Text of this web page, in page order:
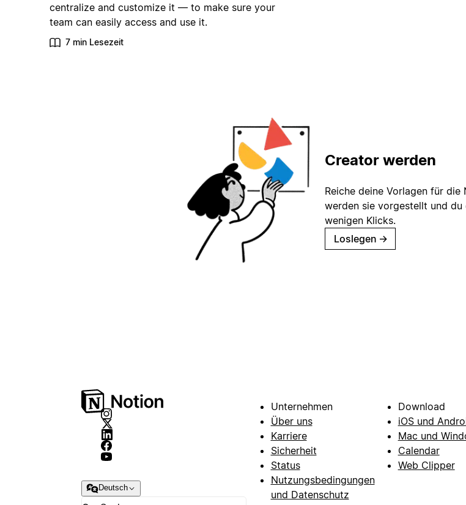
centralize and customize it — to make sure your
team can easily access and use it.
7 min Lesezeit
Creator werden
Reiche deine Vorlagen für
werden sie vorgestellt und
wenigen Klicks.
Loslegen →
Deutsch
Unternehmen
Über uns
Karriere
Sicherheit
Status
Nutzungsbedingungen
und Datenschutz
Download
iOS und
Mac und
Calendar
Web Clipper